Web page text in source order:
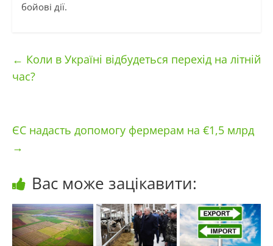
бойові дії.
← Коли в Україні відбудеться перехід на літній
час?
ЄС надасть допомогу фермерам на €1,5 млрд
→
Вас може зацікавити: